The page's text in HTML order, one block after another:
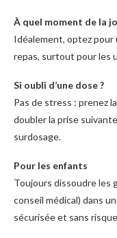
À quel moment de la
Idéalement, optez pour
repas, surtout pour les
Si oubli d’une dose ?
Pas de stress : prenez
doubler la prise
surdosage.
Pour les enfants
Toujours dissoudre les
conseil médical) dans
sécurisée et sans